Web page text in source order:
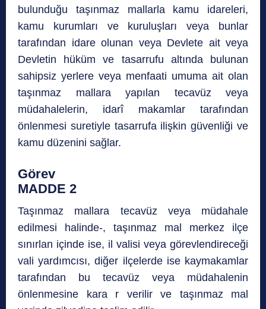
bulunduğu taşınmaz mallarla kamu idareleri,
kamu kurumları ve kuruluşları veya bunlar
tarafından idare olunan veya Devlete ait veya
Devletin hüküm ve tasarrufu altında bulunan
sahipsiz yerlere veya menfaati umuma ait olan
taşınmaz mallara yapılan tecavüz veya
müdahalelerin, idarî makamlar tarafından
önlenmesi suretiyle tasarrufa ilişkin güvenliği ve
kamu düzenini sağlar.
Görev
MADDE 2
Taşınmaz mallara tecavüz veya müdahale
edilmesi halinde-, taşınmaz mal merkez ilçe
sınırlan içinde ise, il valisi veya görevlendireceği
vali yardımcısı, diğer ilçelerde ise kaymakamlar
tarafından bu tecavüz veya müdahalenin
önlenmesine kara r verilir ve taşınmaz mal